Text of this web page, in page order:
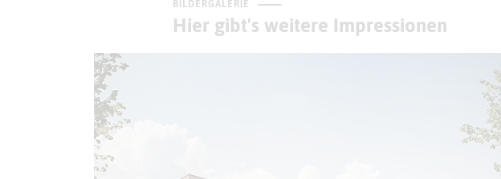
BILDERGALERIE
Hier gibt's weitere Impressionen